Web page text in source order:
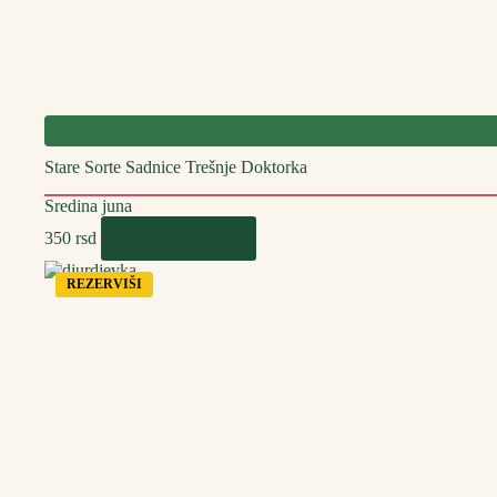
Stare Sorte Sadnice Trešnje Doktorka
Sredina juna
350 rsd
REZERVIŠI